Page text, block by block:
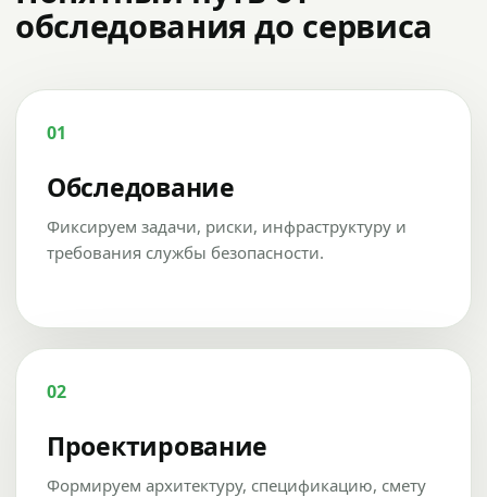
обследования до сервиса
01
Обследование
Фиксируем задачи, риски, инфраструктуру и
требования службы безопасности.
02
Проектирование
Формируем архитектуру, спецификацию, смету